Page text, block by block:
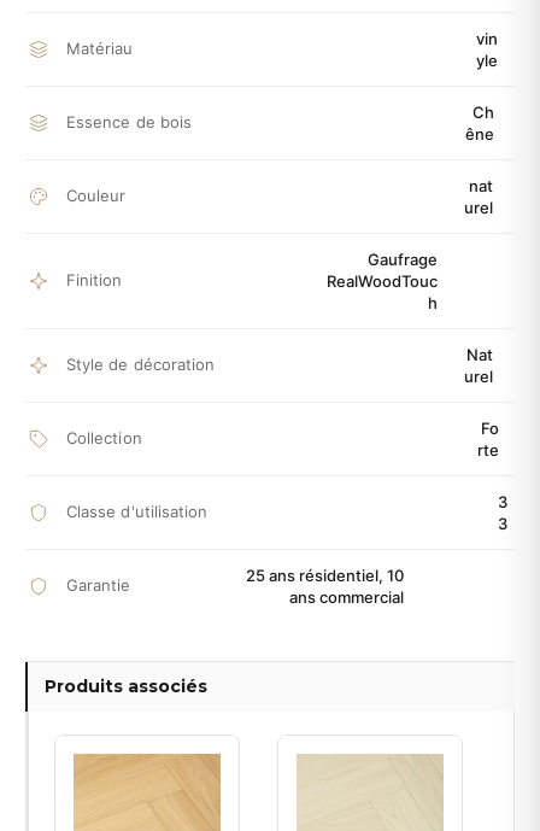
Matériau
vin
yle
Essence de bois
Ch
êne
Couleur
nat
urel
Finition
Gaufrage
RealWoodTouc
h
Style de décoration
Nat
urel
Collection
Fo
rte
Classe d'utilisation
3
3
Garantie
25 ans résidentiel, 10
ans commercial
Produits associés